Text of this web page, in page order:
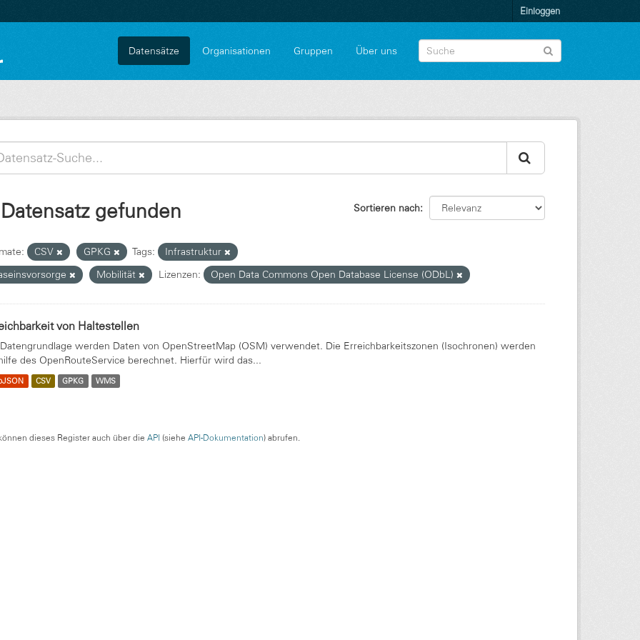
Einloggen
Datensätze Organisationen Gruppen Über uns
Sortieren nach
gefunden
CSV GPKG Tags:
Infrastruktur
Mobilität Lizenzen: Open Data Commons Open Database License (ODbL)
von Haltestellen
werden Daten von OpenStreetMap (OSM) verwendet. Die Erreichbarkeitszonen (Isochronen) werden
des OpenRouteService berechnet. Hierfür wird das...
CSV GPKG WMS
dieses Register auch über die API (siehe API-Dokumentation) abrufen.